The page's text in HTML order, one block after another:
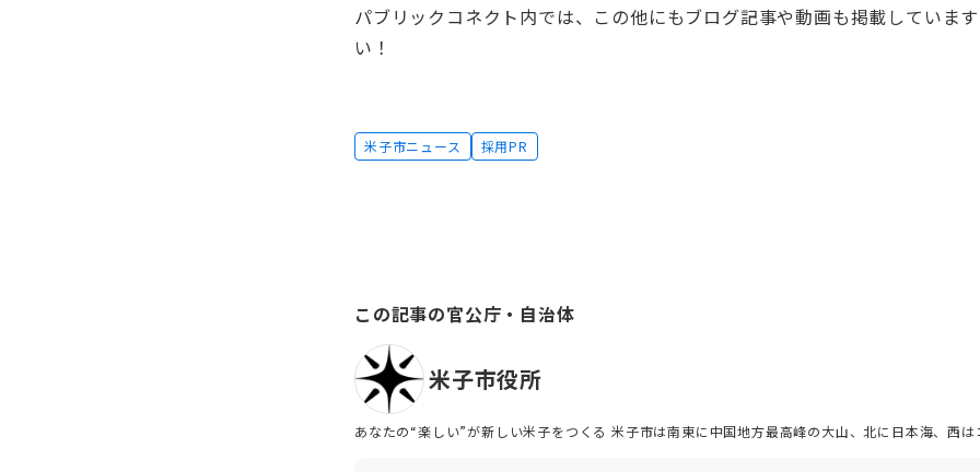
パブリックコネクト内では、この他にもブログ記事や動画も掲載していま
い！
米子市ニュース 採用PR
この記事の官公庁・自治体
米子市役所
あなたの“楽しい”が新しい米子をつくる 米子市は南東に中国地方最高峰の大山、北に日本海、西はコハクチョウが越冬に訪れる中海